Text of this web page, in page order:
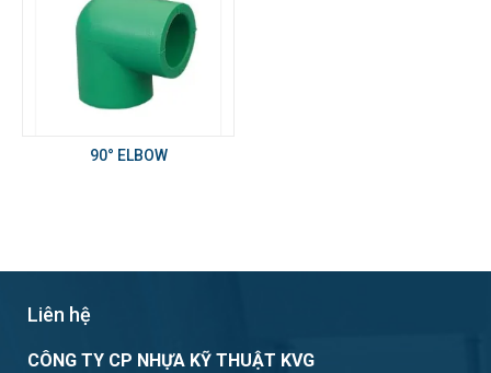
90° ELBOW
Liên hệ
CÔNG TY CP NHỰA KỸ THUẬT KVG